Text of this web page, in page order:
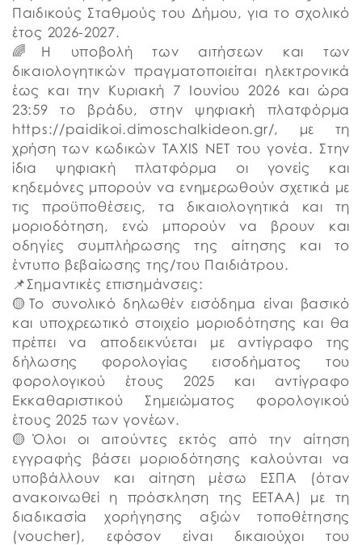
Παιδικούς Σταθμούς του Δήμου, για το σχολικό
έτος 2026-2027.
🌈Η υποβολή των αιτήσεων και των
δικαιολογητικών πραγματοποιείται ηλεκτρονικά
έως και την Κυριακή 7 Ιουνίου 2026 και ώρα
23:59 το βράδυ, στην ψηφιακή πλατφόρμα
https://paidikoi.dimoschalkideon.gr/, με τη
χρήση των κωδικών TAXIS NET του γονέα. Στην
ίδια ψηφιακή πλατφόρμα οι γονείς και
κηδεμόνες μπορούν να ενημερωθούν σχετικά με
τις προϋποθέσεις, τα δικαιολογητικά και τη
μοριοδότηση, ενώ μπορούν να βρουν και
οδηγίες συμπλήρωσης της αίτησης και το
έντυπο βεβαίωσης της/του Παιδιάτρου.
📌Σημαντικές επισημάνσεις:
🟡Το συνολικό δηλωθέν εισόδημα είναι βασικό
και υποχρεωτικό στοιχείο μοριοδότησης και θα
πρέπει να αποδεικνύεται με αντίγραφο της
δήλωσης φορολογίας εισοδήματος του
φορολογικού έτους 2025 και αντίγραφο
Εκκαθαριστικού Σημειώματος φορολογικού
έτους 2025 των γονέων.
🟡Όλοι οι αιτούντες εκτός από την αίτηση
εγγραφής βάσει μοριοδότησης καλούνται να
υποβάλλουν και αίτηση μέσω ΕΣΠΑ (όταν
ανακοινωθεί η πρόσκληση της ΕΕΤΑΑ) με τη
διαδικασία χορήγησης αξιών τοποθέτησης
(voucher), εφόσον είναι δικαιούχοι του